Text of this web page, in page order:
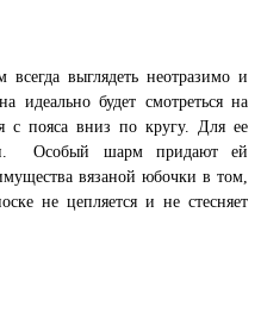
выглядеть неотразимо и
идеально будет смотреться на
с пояса вниз по кругу. Для ее
Особый шарм придают ей
вязаной юбочки в том,
не цепляется и не стесняет